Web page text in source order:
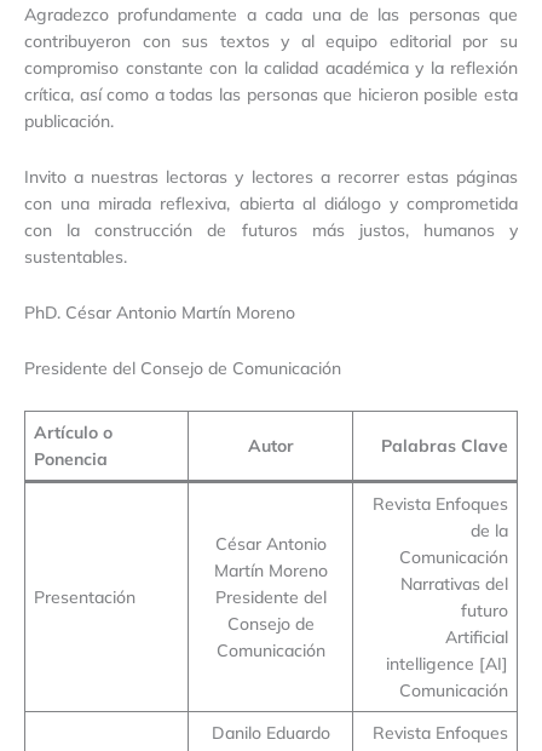
Agradezco profundamente a cada una de las personas que
contribuyeron con sus textos y al equipo editorial por su
compromiso constante con la calidad académica y la reflexión
crítica, así como a todas las personas que hicieron posible esta
publicación.
Invito a nuestras lectoras y lectores a recorrer estas páginas
con una mirada reflexiva, abierta al diálogo y comprometida
con la construcción de futuros más justos, humanos y
sustentables.
PhD. César Antonio Martín Moreno
Presidente del Consejo de Comunicación
Artículo o
Ponencia
Autor Palabras Clave
Presentación
César Antonio
Martín Moreno
Presidente del
Consejo de
Comunicación
Revista Enfoques
de la
Comunicación
Narrativas del
futuro
Artificial
intelligence [AI]
Comunicación
Danilo Eduardo
Revista Enfoques